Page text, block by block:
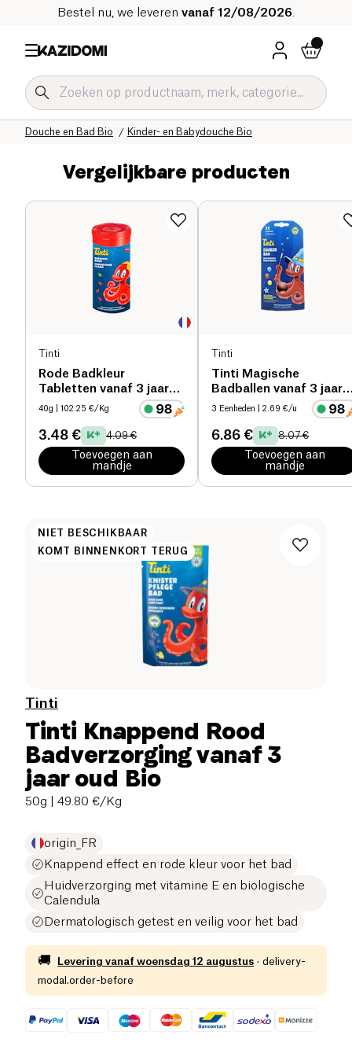
Bestel nu, we leveren vanaf 12/08/2026
Kinder- en Babydouche Bio
Douche en Bad Bio
Hygiëne Bio
Hygiëne & Schoonheid
Home
Vergelijkbare producten
Tinti
Rode Badkleur
Tabletten vanaf 3 jaar
oud bio
40g | 102.25 €/Kg
3.48 € 4.09 €
Toevoegen aan
mandje
Tinti
Tinti Magische
Badballen vanaf 3 jaar
oud bio
3 Eenheden | 2.69 €/u
6.86 € 8.07 €
Toevoegen aan
mandje
NIET BESCHIKBAAR
KOMT BINNENKORT TERUG
Tinti
Tinti Knappend Rood
Badverzorging vanaf 3
jaar oud Bio
50g | 49.80 €/Kg
origin_FR
Knappend effect en rode kleur voor het bad
Huidverzorging met vitamine E en biologische
Calendula
Dermatologisch getest en veilig voor het bad
🚚 Levering vanaf woensdag 12 augustus · delivery-
modal.order-before